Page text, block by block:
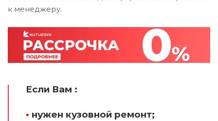
к менеджеру.
Если Вам :
• нужен кузовной ремонт;